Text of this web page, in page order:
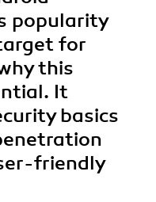
popularity
for
this
It
basics
friendly